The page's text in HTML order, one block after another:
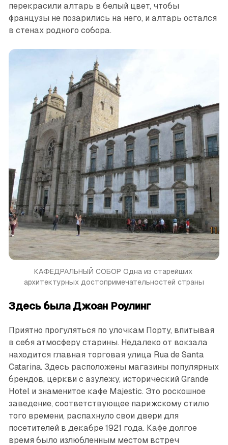
перекрасили алтарь в белый цвет, чтобы
французы не позарились на него, и алтарь остался
в стенах родного собора.
КАФЕДРАЛЬНЫЙ СОБОР Одна из старейших
архитектурных достопримечательностей страны
Здесь была Джоан Роулинг
Приятно прогуляться по улочкам Порту, впитывая
в себя атмосферу старины. Недалеко от вокзала
находится главная торговая улица Rua de Santa
Catarina. Здесь расположены магазины популярных
брендов, церкви с азулежу, исторический Grande
Hotel и знаменитое кафе Majestic. Это роскошное
заведение, соответствующее парижскому стилю
того времени, распахнуло свои двери для
посетителей в декаб­ре 1921 года. Кафе долгое
время было излюбленным местом встреч